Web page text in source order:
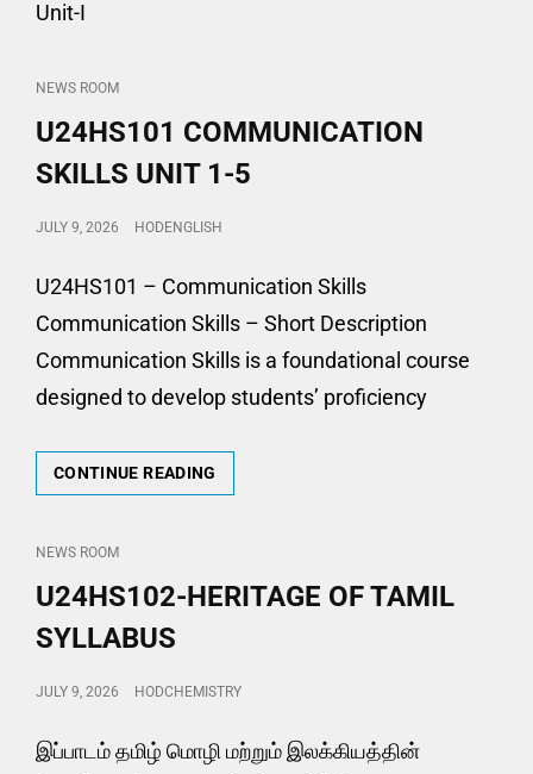
Unit-I
CAT
LINKS
NEWS ROOM
U24HS101 COMMUNICATION
SKILLS UNIT 1-5
POSTED
JULY 9, 2026 HODENGLISH
U24HS101 – Communication Skills
Communication Skills – Short Description
Communication Skills is a foundational course
designed to develop students’ proficiency
CONTINUE READING
COMMUNICATION
5
CAT
LINKS
NEWS ROOM
U24HS102-HERITAGE OF TAMIL
SYLLABUS
POSTED
JULY 9, 2026 HODCHEMISTRY
இப்பாடம் தமிழ் மொழி மற்றும் இலக்கியத்தின்